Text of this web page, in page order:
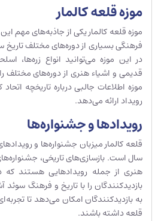
موزه قلعه کالمار
موزه قلعه کالمار یکی از جاذبه‌های مهم
فرهنگی بسیاری از دوره‌های مختلف تاریخ
در این موزه می‌توانید انواع زره‌ها،
قدیمی و اشیاء هنری از دوره‌های
موزه اطلاعات جالبی درباره تاریخچه
رویداد ارائه می‌دهد.
رویدادها و جشنواره‌ها
قلعه کالمار میزبان جشنواره‌ها و
سال است. بازسازی‌های تاریخی،
هنری از جمله رویدادهایی هستند که
بازدیدکنندگان را با تاریخ و فرهنگ
به بازدیدکنندگان امکان می‌دهد تا
قلعه داشته باشند.